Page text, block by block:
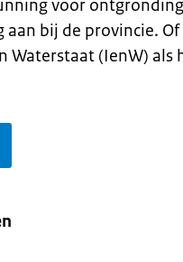
voor
aan bij de provincie.
Waterstaat (IenW) als